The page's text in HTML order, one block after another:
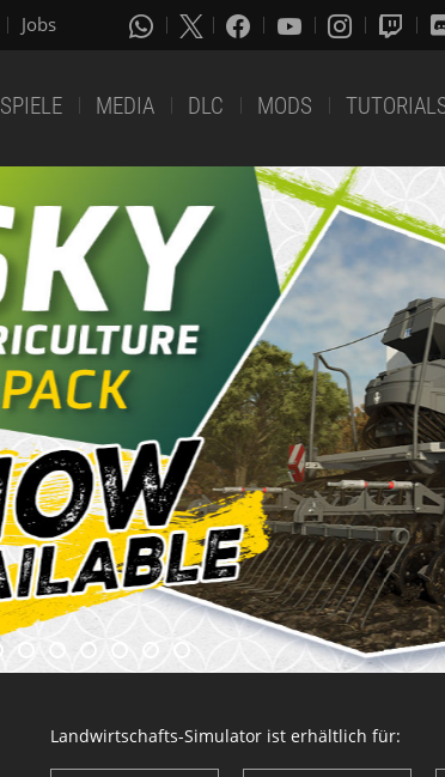
Jobs
SPIELE MEDIA DLC MODS
Landwirtschafts-Simulator ist erhältlich für: